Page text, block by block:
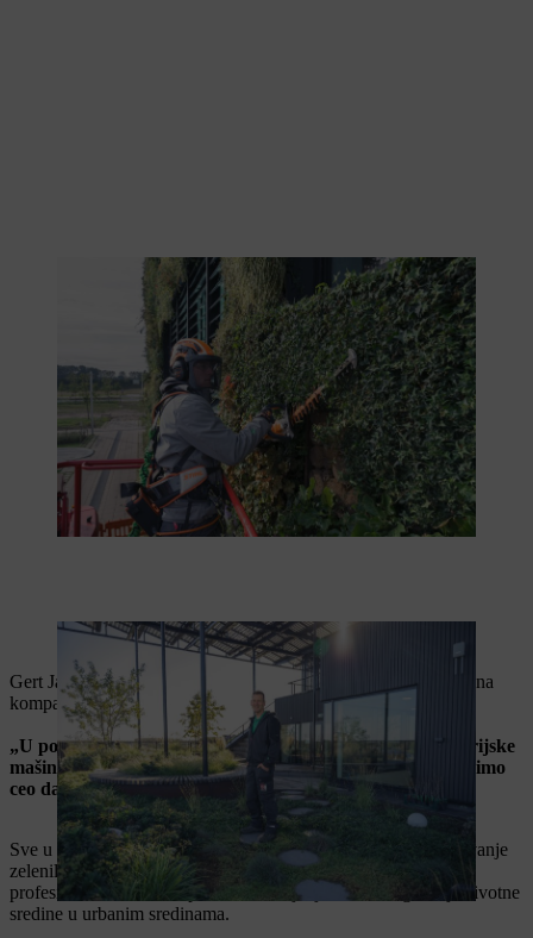
Snažne makaze za živu ogradu savršene su za održavanje zelenila.
Gert Jansen je odgovoran za održavanje zelenila na zgradama
Gert Jansen je oduševljen performansama baterijskog asortimana
kompanije STIHL
„U početku smo imali sumnje, ali ispostavilo se da su baterijske
mašine dovoljno moćne tako da naš posao možemo da radimo
ceo dan.“
Sve u svemu, baterijski uređaji nude održivo rešenje za održavanje
zelenila na zgradama, koje ne samo da olakšava rad
profesionalcima, već doprinosi i smanjenju buke i zagađenja životne
sredine u urbanim sredinama.